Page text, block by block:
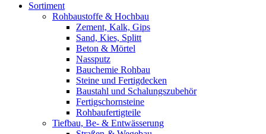
Sortiment
Rohbaustoffe & Hochbau
Zement, Kalk, Gips
Sand, Kies, Splitt
Beton & Mörtel
Nassputz
Bauchemie Rohbau
Steine und Fertigdecken
Baustahl und Schalungszubehör
Fertigschornsteine
Rohbaufertigteile
Tiefbau, Be- & Entwässerung